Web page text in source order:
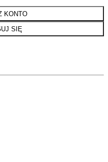
KONTO
SIĘ